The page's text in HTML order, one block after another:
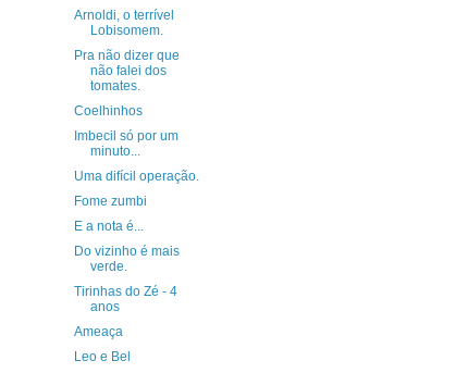
Arnoldi, o terrível
Lobisomem.
Pra não dizer que
não falei dos
tomates.
Coelhinhos
Imbecil só por um
minuto...
Uma difícil operação.
Fome zumbi
E a nota é...
Do vizinho é mais
verde.
Tirinhas do Zé - 4
anos
Ameaça
Leo e Bel